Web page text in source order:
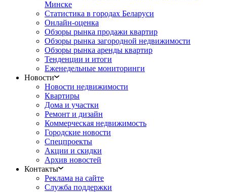
Минске
Статистика в городах Беларуси
Онлайн-оценка
Обзоры рынка продажи квартир
Обзоры рынка загородной недвижимости
Обзоры рынка аренды квартир
Тенденции и итоги
Еженедельные мониторинги
Новости
Новости недвижимости
Квартиры
Дома и участки
Ремонт и дизайн
Коммерческая недвижимость
Городские новости
Спецпроекты
Акции и скидки
Архив новостей
Контакты
Реклама на сайте
Служба поддержки